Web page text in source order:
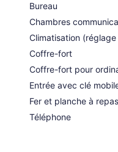
Bureau
Chambres
Climatisation
Coffre-fort
Coffre-fort pour
Entrée avec clé
Fer et planche à
Téléphone